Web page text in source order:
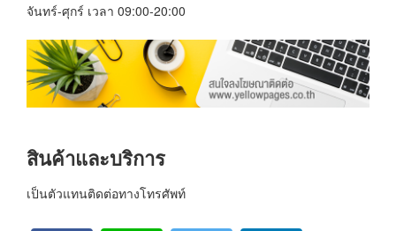
จันทร์-ศุกร์ เวลา 09:00-20:00
สินค้าและบริการ
เป็นตัวแทนติดต่อทางโทรศัพท์